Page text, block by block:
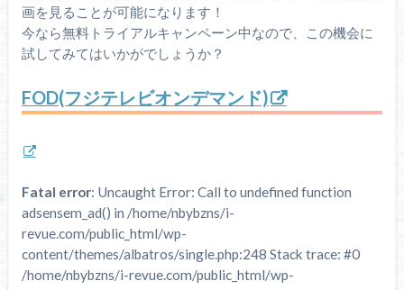
画を見ることが可能になります！
今なら無料トライアルキャンペーン中なので、この機会に
試してみてはいかがでしょうか？
FOD(フジテレビオンデマンド)
Fatal error: Uncaught Error: Call to undefined function
adsensem_ad() in /home/nbybzns/i-
revue.com/public_html/wp-
content/themes/albatros/single.php:248 Stack trace: #0
/home/nbybzns/i-revue.com/public_html/wp-